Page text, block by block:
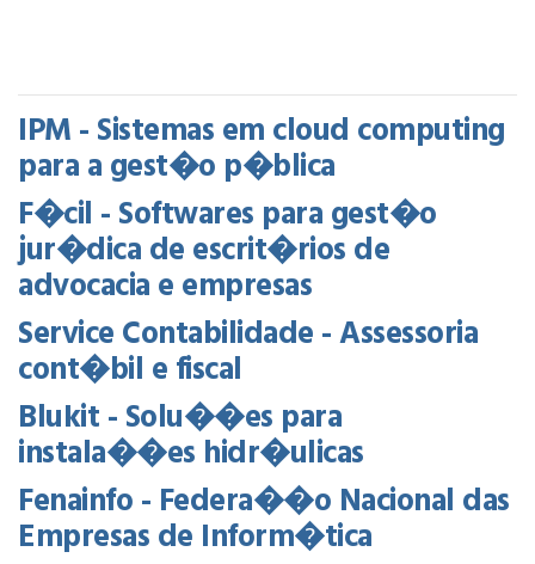
IPM - Sistemas em cloud computing
para a gest�o p�blica
F�cil - Softwares para gest�o
jur�dica de escrit�rios de
advocacia e empresas
Service Contabilidade - Assessoria
cont�bil e fiscal
Blukit - Solu��es para
instala��es hidr�ulicas
Fenainfo - Federa��o Nacional das
Empresas de Inform�tica